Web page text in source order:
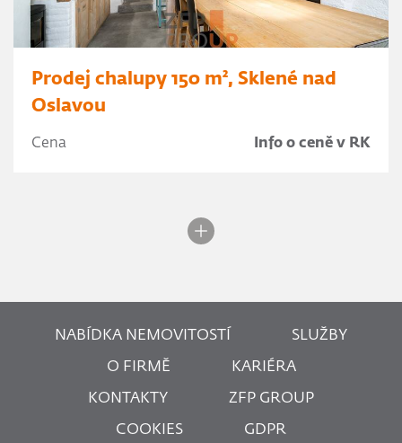
Prodej chalupy 150 m², Sklené nad
Oslavou
Cena Info o ceně v RK
NABÍDKA NEMOVITOSTÍ SLUŽBY
O FIRMĚ KARIÉRA
KONTAKTY ZFP GROUP
COOKIES GDPR